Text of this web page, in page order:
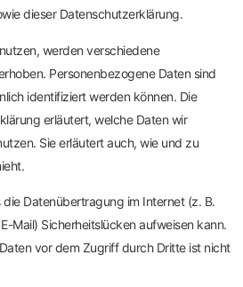
dieser Datenschutzerklärung.
werden verschiedene
Personenbezogene Daten sind
identifiziert werden können. Die
erläutert, welche Daten wir
Sie erläutert auch, wie und zu
Datenübertragung im Internet (z. B.
Mail) Sicherheitslücken aufweisen kann.
vor dem Zugriff durch Dritte ist nicht